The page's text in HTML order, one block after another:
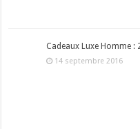
Cadeaux Luxe Homme
14 septembre 2016